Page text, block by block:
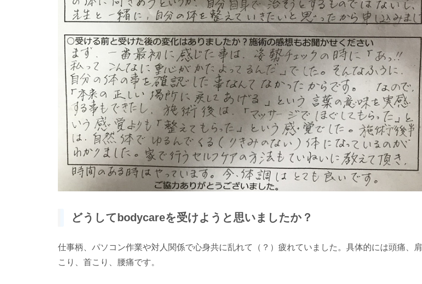
どうしてbodycareを受けようと思いましたか？
仕事柄、パソコン作業や対人関係で心身共に乱れて（？）疲れていました。具体的には頭痛、肩
こり、首こり、腰痛です。